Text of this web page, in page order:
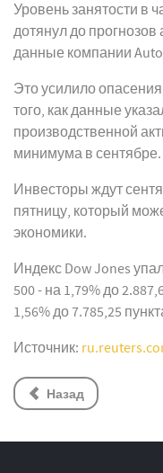
Уровень занятости в
дотянул до прогнозов
данные компании
Это усилило
того, как данные
производственной
минимума в сентябре.
Инвесторы ждут
пятницу, который
экономики.
Индекс Dow Jones
500 - на 1,79% до
1,56% до 7.785,25
Источник:
Назад